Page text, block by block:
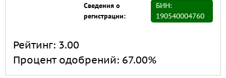
Сведения о
регистрации:
БИН:
190540004760
Рейтинг: 3.00
Процент одобрений: 67.00%